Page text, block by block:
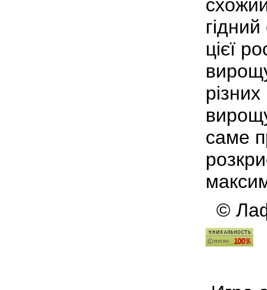
цієї
саме
©